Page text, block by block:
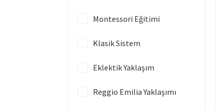
Montessori Eğitimi
Klasik Sistem
Eklektik Yaklaşım
Reggio Emilia Yaklaşımı